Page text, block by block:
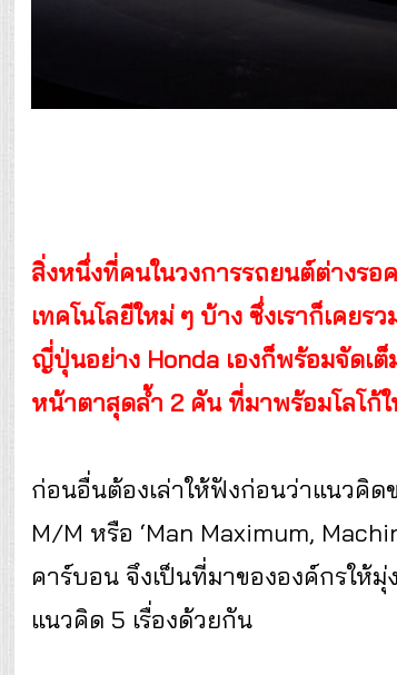
สิ่งหนึ่งที่คนในวงการรถยนต์ต่างรอ
เทคโนโลยีใหม่ ๆ บ้าง ซึ่งเราก็เคย
ญี่ปุ่นอย่าง Honda เองก็พร้อมจัดเ
หน้าตาสุดล้ำ 2 คัน ที่มาพร้อมโลโก้ใ
ก่อนอื่นต้องเล่าให้ฟังก่อนว่าแนวคิด
M/M หรือ ‘Man Maximum,
คาร์บอน จึงเป็นที่มาขององค์กรให้มุ่
แนวคิด 5 เรื่องด้วยกัน